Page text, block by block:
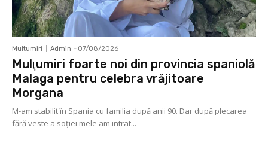
Multumiri Admin - 07/08/2026
Mulţumiri foarte noi din provincia spaniolă
Malaga pentru celebra vrăjitoare
Morgana
M-am stabilit în Spania cu familia după anii 90. Dar după plecarea
fără veste a soţiei mele am intrat...